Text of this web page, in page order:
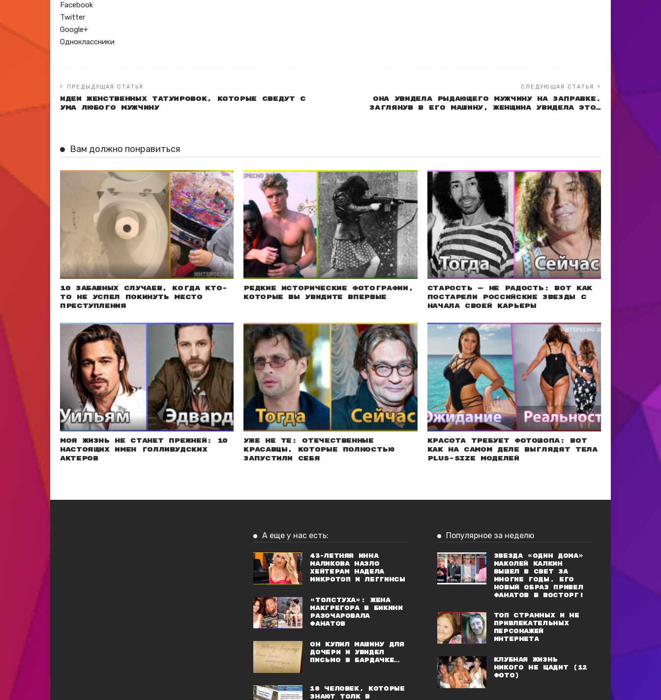
Facebook
Twitter
Google+
Одноклассники
ПРЕДЫДУЩАЯ СТАТЬЯ
Идеи женственных татуировок, которые сведут с
ума любого мужчину
СЛЕДУЮЩАЯ СТАТЬЯ
Она увидела рыдающего мужчину на заправке.
Заглянув в его машину, женщина увидела ЭТО…
Вам должно понравиться
10 забавных случаев, когда кто-
то не успел покинуть место
преступления
Редкие исторические фотографии,
которые вы увидите впервые
Старость — не радость: Вот как
постарели российские звезды с
начала своей карьеры
Моя жизнь не станет прежней: 10
настоящих имен голливудских
актеров
Уже не те: Отечественные
красавцы, которые полностью
запустили себя
Красота требует фотошопа: Вот
как на самом деле выглядят тела
plus-size моделей
А еще у нас есть:
43-летняя Инна
Маликова назло
хейтерам надела
микротоп и леггинсы
«Толстуха»: жена
Макгрегора в бикини
разочаровала
фанатов
Он купил машину для
дочери и увидел
письмо в бардачке…
18 человек, которые
знают толк в
Популярное за неделю
Звезда «Один дома»
Маколей Калкин
вышел в свет за
многие годы. Его
новый образ привел
фанатов в восторг!
Топ странных и не
привлекательных
персонажей
Интернета
Клубная жизнь
никого не щадит (12
фото)